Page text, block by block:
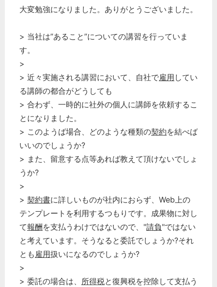
大変勉強になりました。ありがとうございました。
> 当社は”あること”についての講習を行っていま
す。
>
> 近々実施される講習において、自社で雇用 してい
る講師の都合がどうしても
> 合わず、一時的に社外の個人に講師を依頼するこ
とになりました。
> このようば場合、どのような種類の契約を結べば
いいのでしょうか?
> また、留意する点等あれば教えて頂けないでしょ
うか?
>
> 契約書に詳しいものが社内におらず、Web上の
テンプレートを利用するつもりです。成果物に対し
て報酬を支払うわけではないので、"請負"ではない
と考えています。そうなると委託でしょうか?それ
とも 雇用扱いになるのでしょうか?
>
> 委託の場合は、 所得税と復興税を控除して支払う